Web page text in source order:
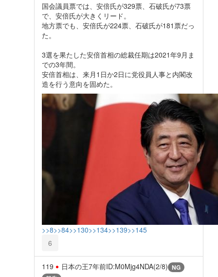
国会議員票では、安倍氏が329票、石破氏が73票
で、安倍氏が大きくリード。
地方票でも、安倍氏が224票、石破氏が181票だっ
た。
3選を果たした安倍首相の総裁任期は2021年9月ま
での3年間。
安倍首相は、来月1日か2日に党役員人事と内閣改
造を行う意向を固めた。
>>8>>84>>130>>134>>139>>145
6
119 日本の王7年前ID:M0Mjg4NDA(2/8) NG